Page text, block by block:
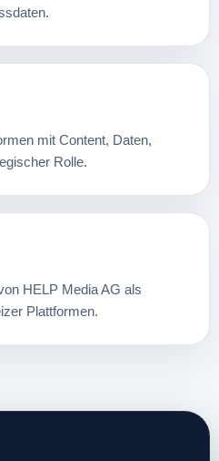
mit Content, Daten,
Rolle.
HELP Media AG als
Plattformen.